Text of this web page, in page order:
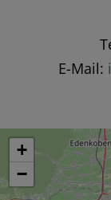
E-Mail:
+
−